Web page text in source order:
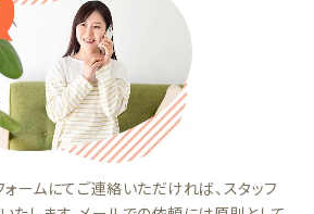
ームにてご連絡いただければ、スタッフ